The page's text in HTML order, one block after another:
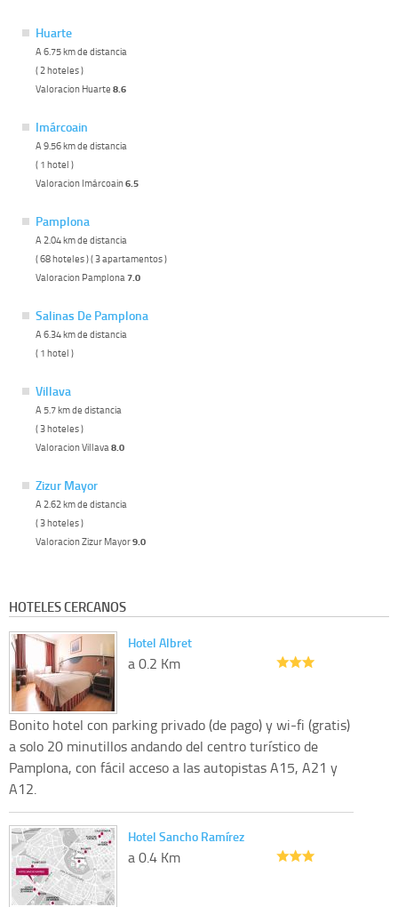
Huarte
A 6.75 km de distancia
( 2 hoteles )
Valoracion Huarte 8.6
Imárcoain
A 9.56 km de distancia
( 1 hotel )
Valoracion Imárcoain6.5
Pamplona
A 2.04 km de distancia
( 68 hoteles ) ( 3 apartamentos )
Valoracion Pamplona 7.0
Salinas De Pamplona
A 6.34 km de distancia
( 1 hotel )
Villava
A 5.7 km de distancia
( 3 hoteles )
Valoracion Villava 8.0
Zizur Mayor
A 2.62 km de distancia
( 3 hoteles )
Valoracion Zizur Mayor9.0
HOTELES CERCANOS
Hotel Albret
a 0.2 Km
Bonito hotel con parking privado (de pago) y wi-fi (gratis)
a solo 20 minutillos andando del centro turístico de
Pamplona, con fácil acceso a las autopistas A15, A21 y
A12.
Hotel Sancho Ramírez
a 0.4 Km